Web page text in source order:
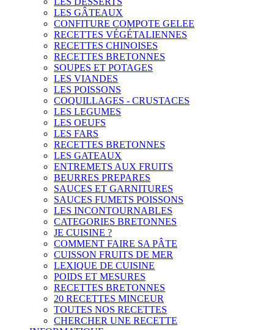
LES GÂTEAUX
CONFITURE COMPOTE GELEE
RECETTES VÉGÉTALIENNES
RECETTES CHINOISES
RECETTES BRETONNES
SOUPES ET POTAGES
LES VIANDES
LES POISSONS
COQUILLAGES - CRUSTACES
LES LEGUMES
LES OEUFS
LES FARS
RECETTES BRETONNES
LES GATEAUX
ENTREMETS AUX FRUITS
BEURRES PREPARES
SAUCES ET GARNITURES
SAUCES FUMETS POISSONS
LES INCONTOURNABLES
CATEGORIES BRETONNES
JE CUISINE ?
COMMENT FAIRE SA PÂTE
CUISSON FRUITS DE MER
LEXIQUE DE CUISINE
POIDS ET MESURES
RECETTES BRETONNES
20 RECETTES MINCEUR
TOUTES NOS RECETTES
CHERCHER UNE RECETTE